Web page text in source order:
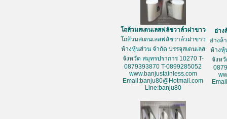
โถส้วมสเตนเลสฟลัชวาล์วฝาขาว
โถส้วมสเตนเลสฟลัชวาล์วฝาขาว
ห้างหุ้นส่วน จำกัด บรรจุสเตนเลส
จังหวัด สมุทรปราการ 10270 T-
0879393870 T-0899285052
www.banjustainless.com
Email:banju80@Hotmail.com
Line:banju80
อ่าง
อ่างล้
ห้างหุ้
จังห